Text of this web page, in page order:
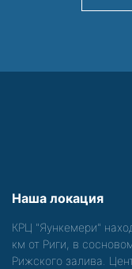
Наша локация
КРЦ "Яункемери"
км от Риги, в
Рижского залива.